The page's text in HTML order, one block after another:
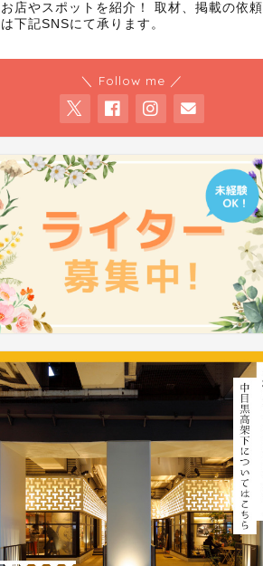
お店やスポットを紹介！ 取材、掲載の依頼
は下記SNSにて承ります。
＼ Follow me ／